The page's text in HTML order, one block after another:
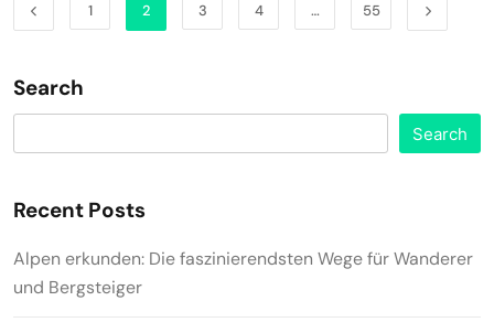
1 2 3 4 … 55
Search
Search
Recent Posts
Alpen erkunden: Die faszinierendsten Wege für Wanderer
und Bergsteiger